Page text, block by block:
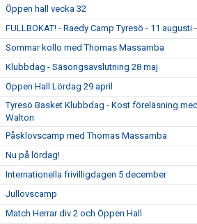
Öppen hall vecka 32
FULLBOKAT! - Raedy Camp Tyresö - 11 augusti
Sommar kollo med Thomas Massamba
Klubbdag - Säsongsavslutning 28 maj
Öppen Hall Lördag 29 april
Tyresö Basket Klubbdag - Kost föreläsning
Walton
Påsklovscamp med Thomas Massamba
Nu på lördag!
Internationella frivilligdagen 5 december
Jullovscamp
Match Herrar div 2 och Öppen Hall